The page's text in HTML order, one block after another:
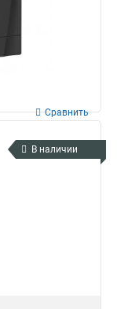
Сравнить
В наличии